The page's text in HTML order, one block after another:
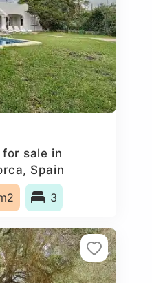
sale in
Spain
3